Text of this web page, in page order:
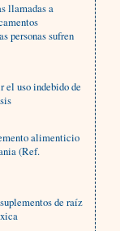
llamadas a
personas sufren
uso indebido de
alimenticio
(Ref.
de raíz